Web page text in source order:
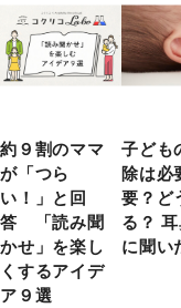
約９割のママ
が「つら
い！」と回
答 「読み聞
かせ」を楽し
くするアイデ
ア９選
子ども
除は必
要？ど
る？
に聞い